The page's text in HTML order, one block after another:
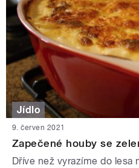
Jídlo
9. červen 2021
Zapečené houby se
Dříve než vyrazíme do lesa